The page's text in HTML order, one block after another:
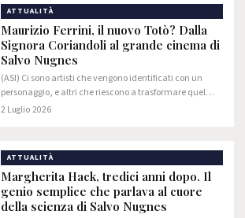
ATTUALITÀ
Maurizio Ferrini, il nuovo Totò? Dalla
Signora Coriandoli al grande cinema di
Salvo Nugnes
(ASI) Ci sono artisti che vengono identificati con un
personaggio, e altri che riescono a trasformare quel
personaggio in una maschera immortale senza mai
2 Luglio 2026
ATTUALITÀ
Margherita Hack, tredici anni dopo. Il
genio semplice che parlava al cuore
della scienza di Salvo Nugnes